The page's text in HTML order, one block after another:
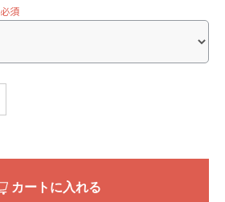
必須
カートに入れる